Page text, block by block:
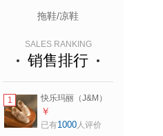
拖鞋/凉鞋
SALES RANKING
销售排行
1
快乐玛丽（J&M）
单鞋女士2026夏季
新款渔夫鞋亮片网
￥
已有1000人评价